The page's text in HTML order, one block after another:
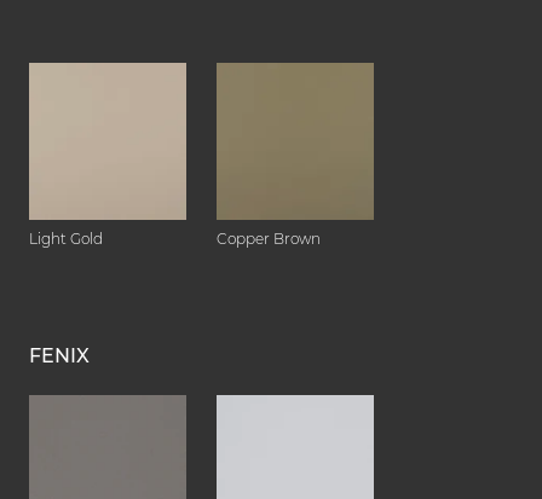
Light Gold Copper Brown
FENIX